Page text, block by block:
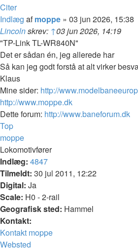
Citer
Indlæg afmoppe » 03 jun 2026, 15:38
Lincolnskrev: ↑03 jun 2026, 14:19
"TP-Link TL-WR840N"
Det er sådan én, jeg allerede har
Så kan jeg godt forstå at alt virker
Klaus
Mine sider: http://
http://www.moppe.dk
Dette forum: http://www.baneforum.dk
Top
moppe
Lokomotivfører
Indlæg: 4847
Tilmeldt: 30 jul 2011, 12:22
Digital: Ja
Scale: H0 - 2-rail
Geografisk sted: Hammel
Kontakt:
Kontakt moppe
Websted